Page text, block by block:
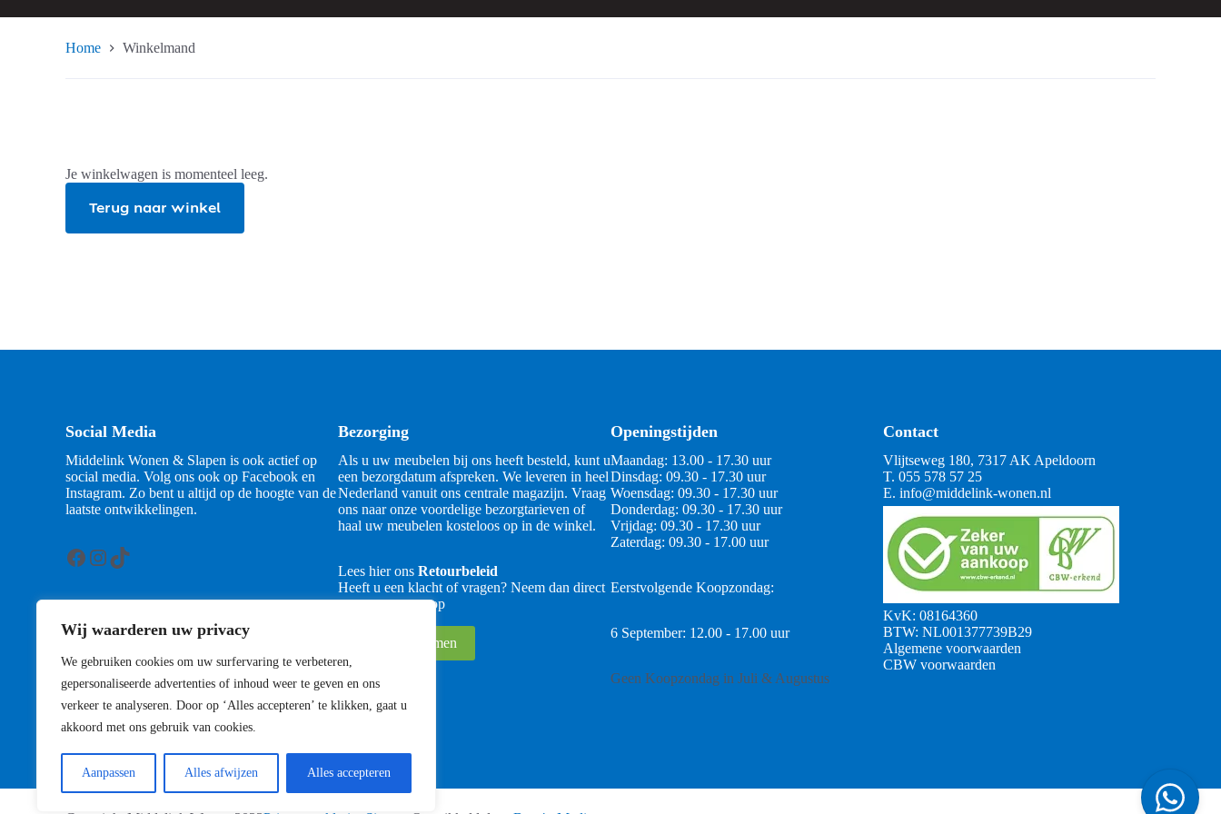
Wij waarderen uw privacy
We gebruiken cookies om uw surfervaring te verbeteren,
gepersonaliseerde advertenties of inhoud weer te geven en ons
verkeer te analyseren. Door op ‘Alles accepteren’ te klikken, gaat u
akkoord met ons gebruik van cookies.
Aanpassen Alles afwijzen Alles accepteren
Home Winkelmand
Je winkelwagen is momenteel leeg.
Terug naar winkel
Social Media
Middelink Wonen & Slapen is ook actief op
social media. Volg ons ook op Facebook en
Instagram. Zo bent u altijd op de hoogte van de
laatste ontwikkelingen.
Facebook
Instagram
TikTok
Bezorging
Als u uw meubelen bij ons heeft besteld, kunt u
een bezorgdatum afspreken. We leveren in heel
Nederland vanuit ons centrale magazijn. Vraag
ons naar onze voordelige bezorgtarieven of
haal uw meubelen kosteloos op in de winkel.
Lees hier ons Retourbeleid
Heeft u een klacht of vragen? Neem dan direct
contact met ons op
Contact opnemen
Openingstijden
Maandag: 13.00 - 17.30 uur
Dinsdag: 09.30 - 17.30 uur
Woensdag: 09.30 - 17.30 uur
Donderdag: 09.30 - 17.30 uur
Vrijdag: 09.30 - 17.30 uur
Zaterdag: 09.30 - 17.00 uur
Eerstvolgende Koopzondag:
6 September: 12.00 - 17.00 uur
Geen Koopzondag in Juli & Augustus
Contact
Vlijtseweg 180, 7317 AK Apeldoorn
T. 055 578 57 25
E. info@middelink-wonen.nl
KvK: 08164360
BTW: NL001377739B29
Algemene voorwaarden
CBW voorwaarden